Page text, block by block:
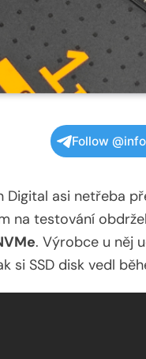
Follow
Digital asi netřeba
na testování
. Výrobce u něj
si SSD disk vedl